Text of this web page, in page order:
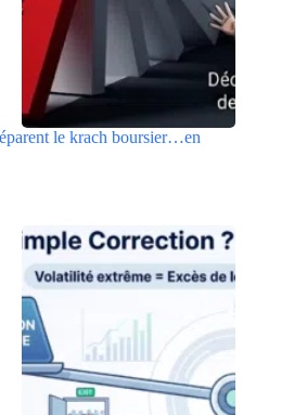
le krach boursier…en